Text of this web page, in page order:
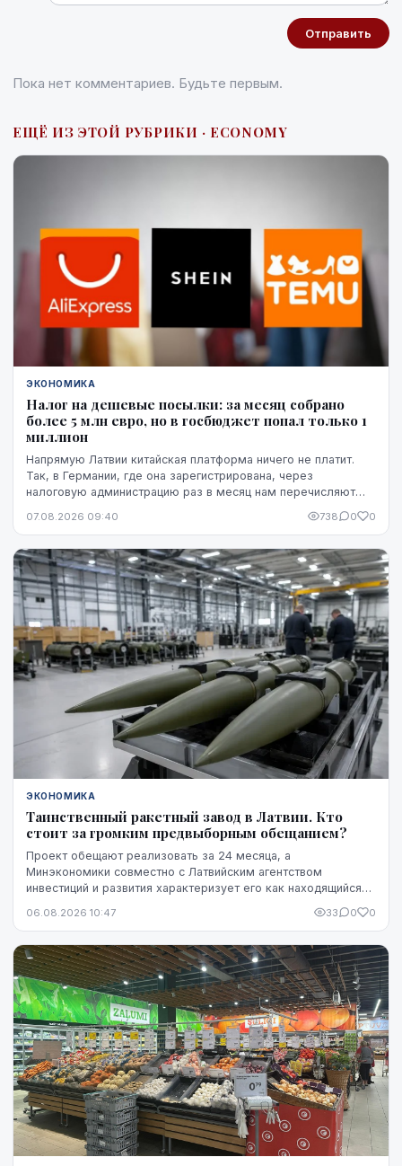
Отправить
Пока нет комментариев. Будьте первым.
ЕЩЁ ИЗ ЭТОЙ РУБРИКИ · ECONOMY
ЭКОНОМИКА
Налог на дешевые посылки: за месяц собрано
более 5 млн евро, но в госбюджет попал только 1
миллион
Напрямую Латвии китайская платформа ничего не платит.
Так, в Германии, где она зарегистрирована, через
налоговую администрацию раз в месяц нам перечисляют
платит в той стране, где товар предъявляется таможне,
07.08.2026 09:40 738 0 0
ЭКОНОМИКА
Таинственный ракетный завод в Латвии. Кто
стоит за громким предвыборным обещанием?
Проект обещают реализовать за 24 месяца, а
Минэкономики совместно с Латвийским агентством
инвестиций и развития характеризует его как находящийся
ни модель ракет, ни владелец технологий, ни
необходимого финансирования уже обеспечена и на чем
основан прогноз экспорта.
06.08.2026 10:47 33 0 0